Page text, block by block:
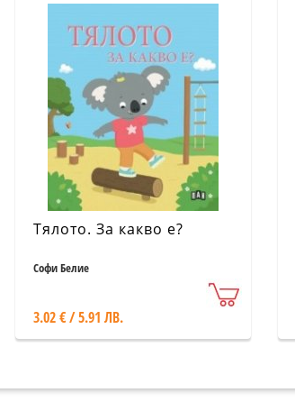
Тялото. За какво е?
Софи Белие
3.02 € / 5.91 ЛВ.